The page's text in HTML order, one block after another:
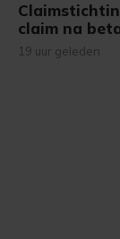
claim na
19 uur geleden